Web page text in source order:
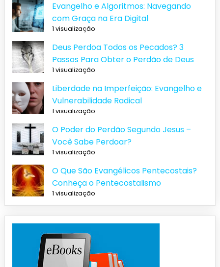
Evangelho e Algoritmos: Navegando
com Graça na Era Digital
1 visualização
Deus Perdoa Todos os Pecados? 3
Passos Para Obter o Perdão de Deus
1 visualização
Liberdade na Imperfeição: Evangelho e
Vulnerabilidade Radical
1 visualização
O Poder do Perdão Segundo Jesus –
Você Sabe Perdoar?
1 visualização
O Que São Evangélicos Pentecostais?
Conheça o Pentecostalismo
1 visualização